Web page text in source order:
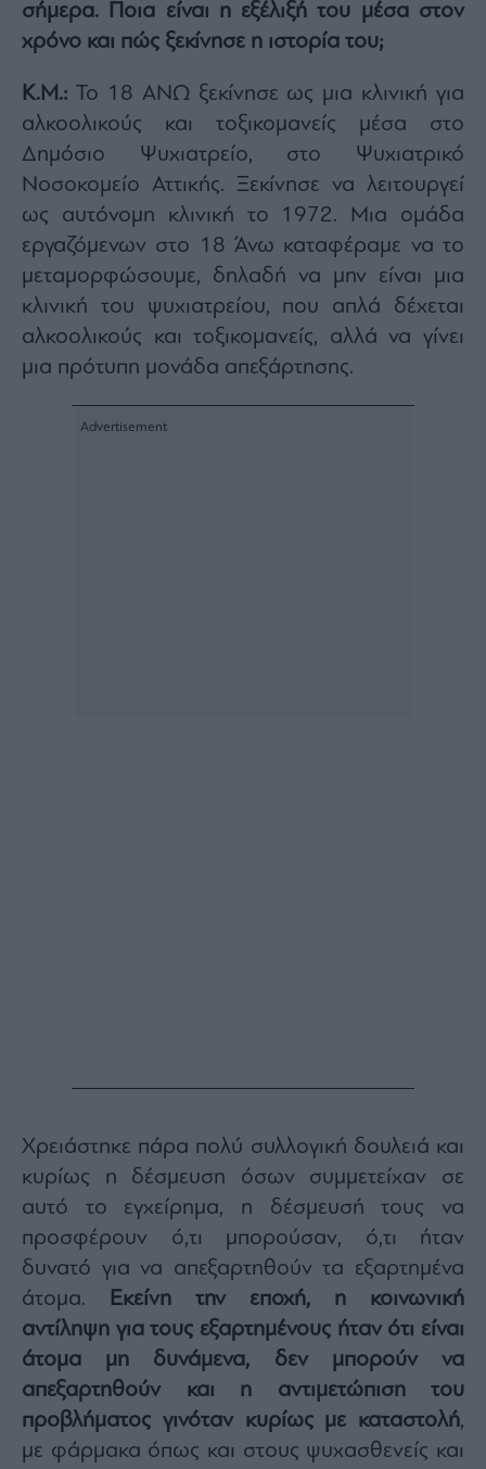
σήμερα. Ποια είναι η εξέλιξή του μέσα στον
χρόνο και πώς ξεκίνησε η ιστορία του;
Κ.Μ.: Το 18 ΑΝΩ ξεκίνησε ως μια κλινική για
αλκοολικούς και τοξικομανείς μέσα στο
Δημόσιο Ψυχιατρείο, στο Ψυχιατρικό
Νοσοκομείο Αττικής. Ξεκίνησε να λειτουργεί
ως αυτόνομη κλινική το 1972. Μια ομάδα
εργαζόμενων στο 18 Άνω καταφέραμε να το
μεταμορφώσουμε, δηλαδή να μην είναι μια
κλινική του ψυχιατρείου, που απλά δέχεται
αλκοολικούς και τοξικομανείς, αλλά να γίνει
μια πρότυπη μονάδα απεξάρτησης.
Χρειάστηκε πάρα πολύ συλλογική δουλειά και
κυρίως η δέσμευση όσων συμμετείχαν σε
αυτό το εγχείρημα, η δέσμευσή τους να
προσφέρουν ό,τι μπορούσαν, ό,τι ήταν
δυνατό για να απεξαρτηθούν τα εξαρτημένα
άτομα.
Εκείνη την εποχή, η κοινωνική
αντίληψη για τους εξαρτημένους ήταν ότι είναι
άτομα μη δυνάμενα, δεν μπορούν να
απεξαρτηθούν και η αντιμετώπιση του
προβλήματος γινόταν κυρίως με καταστολή,
με φάρμακα όπως και στους ψυχασθενείς και